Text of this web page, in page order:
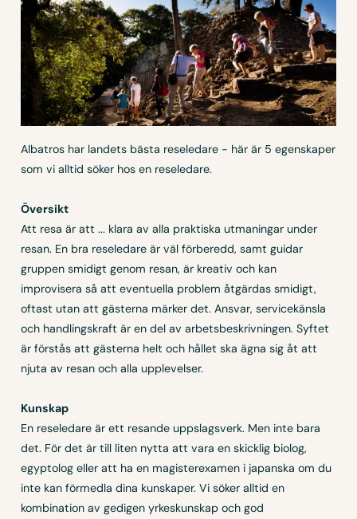
Albatros har landets bästa reseledare - här är 5 egenskaper
som vi alltid söker hos en reseledare.
Översikt
Att resa är att ... klara av alla praktiska utmaningar under
resan. En bra reseledare är väl förberedd, samt guidar
gruppen smidigt genom resan, är kreativ och kan
improvisera så att eventuella problem åtgärdas smidigt,
oftast utan att gästerna märker det. Ansvar, servicekänsla
och handlingskraft är en del av arbetsbeskrivningen. Syftet
är förstås att gästerna helt och hållet ska ägna sig åt att
njuta av resan och alla upplevelser.
Kunskap
En reseledare är ett resande uppslagsverk. Men inte bara
det. För det är till liten nytta att vara en skicklig biolog,
egyptolog eller att ha en magisterexamen i japanska om du
inte kan förmedla dina kunskaper. Vi söker alltid en
kombination av gedigen yrkeskunskap och god